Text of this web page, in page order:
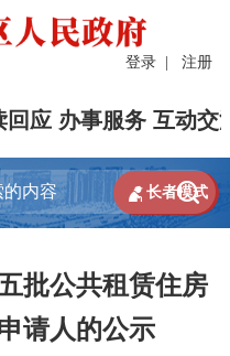
登录 | 注册
回应 办事服务 互动交

 长者模式
批公共租赁住房
请人的公示